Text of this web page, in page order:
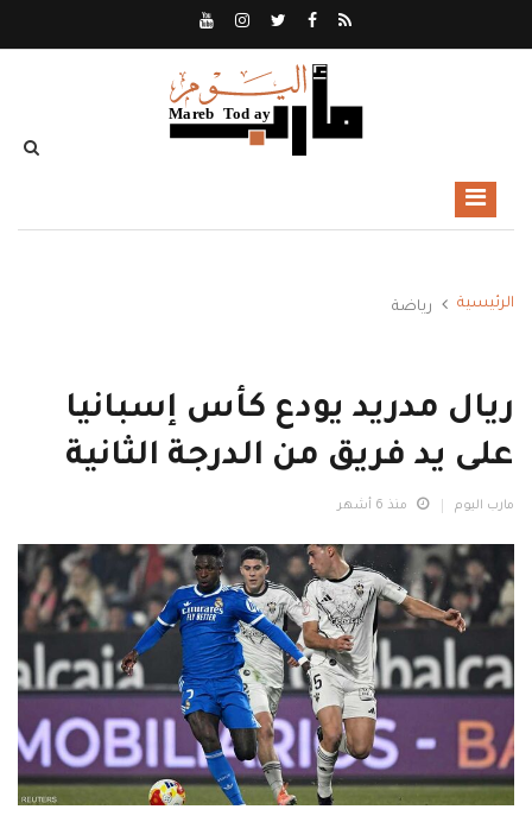
الرئيسية رياضة
ريال مدريد يودع كأس إسبانيا
على يد فريق من الدرجة الثانية
مارب اليوم منذ 6 أشهر